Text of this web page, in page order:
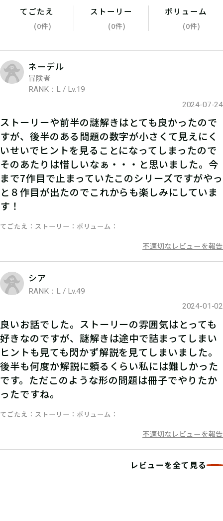
052.参加表明をする
参加表明をして、クリア時に参加表明
報酬をGETしよう！
063.謎を解く
ストーリーを読んで謎を解こう！ひと
りでチャレンジするもよし、お友達や
家族と協力するのもよし！
4.答えを入力する
マイページで【クリアキーワード】を
てごたえ
(0件)
ストーリー
(0件)
ボリューム
(0件)
ネーデル
冒険者
RANK：L / Lv.19
2024-07-24
ストーリーや前半の謎解きはとても良かったので
すが、後半のある問題の数字が小さくて見えにく
いせいでヒントを見ることになってしまったので
そのあたりは惜しいなぁ・・・と思いました。今
まで7作目で止まっていたこのシリーズですがやっ
と８作目が出たのでこれからも楽しみにしていま
す！
てごたえ ストーリー ボリューム
不適切なレビューを報告
シア
RANK：L / Lv.49
2024-01-02
良いお話でした。ストーリーの雰囲気はとっても
好きなのですが、謎解きは途中で詰まってしまい
ヒントも見ても閃かず解説を見てしまいました。
後半も何度か解説に頼るくらい私には難しかった
です。ただこのような形の問題は冊子でやりたか
ったですね。
てごたえ ストーリー ボリューム
不適切なレビューを報告
レビューを全て見る